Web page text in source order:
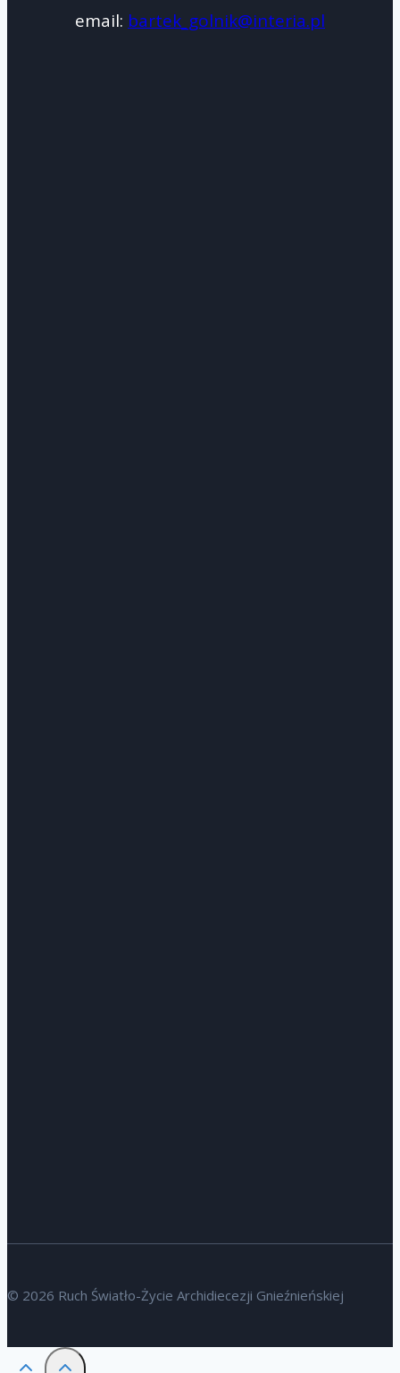
email: bartek_golnik@interia.pl
© 2026 Ruch Światło-Życie Archidiecezji Gnieźnieńskiej